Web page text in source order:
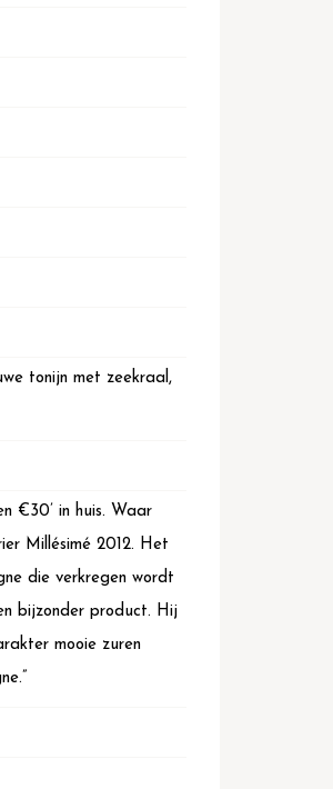
tonijn met zeekraal,
€30’ in huis. Waar
Millésimé 2012. Het
die verkregen wordt
bijzonder product. Hij
mooie zuren